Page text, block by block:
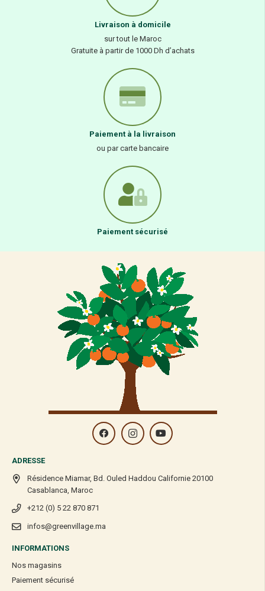
Livraison à domicile
sur tout le Maroc
Gratuite à partir de 1000 Dh d’achats
Paiement à la livraison
ou par carte bancaire
Paiement sécurisé
ADRESSE
Résidence Miamar, Bd. Ouled Haddou Californie 20100
Casablanca, Maroc
+212 (0) 5 22 870 871
infos@greenvillage.ma
INFORMATIONS
Nos magasins
Paiement sécurisé